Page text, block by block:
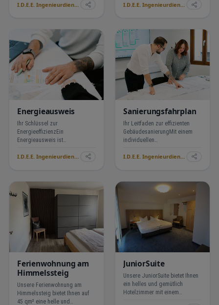
Ökobilanzierung für Ihren
nachhaltige Bauweisen und
Materialien zu…
I.D.E.E. Ingenieurdienstleistungen für Energie Effizienz ›
sind wichtige Werkzeuge, um
eines Gebäudes umfass…
I.D.E.E. Ingenieurdienstleistungen für Energie Effizienz ›
Energieausweis
Ihr Schlüssel zur
EnergieeffizienzEin
Energieausweis ist
Vermietung Ihrer Immobilie in
Bedarfsausweise oder
Verbrauchsausweise, die den
Wert Ihr…
I.D.E.E. Ingenieurdienstleistungen für Energie Effizienz ›
Sanierungsfahrplan
Ihr Leitfaden zur effizienten
GebäudesanierungMit einem
individuellen
erhalten Sie eine
Energieeffizienz Ihrer Immobilie.
Unsere Energieberater he…
I.D.E.E. Ingenieurdienstleistungen für Energie Effizienz ›
Ferienwohnung am
Himmelssteig
Unsere Ferienwohnung am
Himmelssteig bietet Ihnen auf
45 qm² eine helle und
JuniorSuite
Unsere JuniorSuite bietet Ihnen
ein helles und gemütlich
Hotelzimmer mit einem